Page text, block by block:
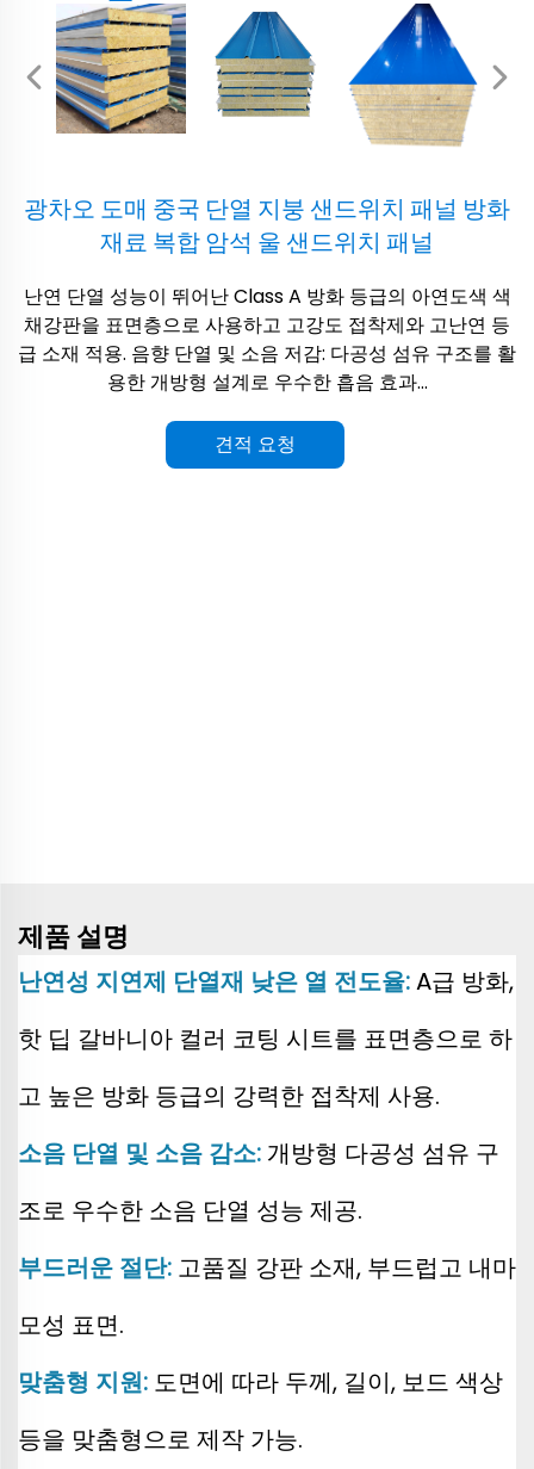
광차오 도매 중국 단열 지붕 샌드위치 패널 방화
재료 복합 암석 울 샌드위치 패널
난연 단열 성능이 뛰어난 Class A 방화 등급의 아연도색 색
채강판을 표면층으로 사용하고 고강도 접착제와 고난연 등
급 소재 적용. 음향 단열 및 소음 저감: 다공성 섬유 구조를 활
용한 개방형 설계로 우수한 흡음 효과...
견적 요청
제품 설명
난연성 지연제 단열재 낮은 열 전도율:A급 방화,
핫 딥 갈바니아 컬러 코팅 시트를 표면층으로 하
고 높은 방화 등급의 강력한 접착제 사용.
소음 단열 및 소음 감소: 개방형 다공성 섬유 구
조로 우수한 소음 단열 성능 제공.
부드러운 절단: 고품질 강판 소재, 부드럽고 내마
모성 표면.
맞춤형 지원: 도면에 따라 두께, 길이, 보드 색상
등을 맞춤형으로 제작 가능.